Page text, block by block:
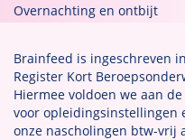
Overnachting en ontbijt
Brainfeed is ingeschreven
Register Kort
Hiermee voldoen we aan
voor opleidingsinstellingen
onze nascholingen btw-vrij